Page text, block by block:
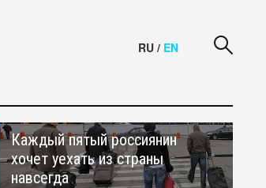
RU / EN
Каждый пятый россиянин
хочет уехать из страны
навсегда